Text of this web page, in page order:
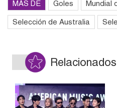
MÁS DE Goles Mundial
Selección de Australia
Relacionados